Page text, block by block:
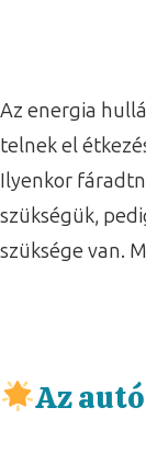
Az energia
telnek el
Ilyenkor
szükségük,
szüksége van.
Az